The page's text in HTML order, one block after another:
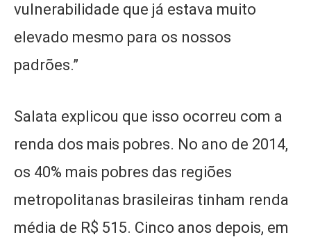
vulnerabilidade que já estava muito
elevado mesmo para os nossos
padrões.”
Salata explicou que isso ocorreu com a
renda dos mais pobres. No ano de 2014,
os 40% mais pobres das regiões
metropolitanas brasileiras tinham renda
média de R$ 515. Cinco anos depois, em